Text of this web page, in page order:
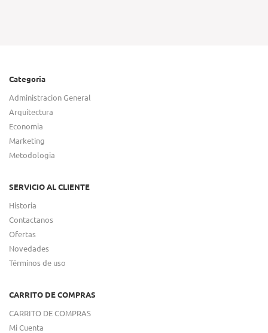
Categoria
Administracion General
Arquitectura
Economia
Marketing
Metodologia
SERVICIO AL CLIENTE
Historia
Contactanos
Ofertas
Novedades
Términos de uso
CARRITO DE COMPRAS
CARRITO DE COMPRAS
Mi Cuenta